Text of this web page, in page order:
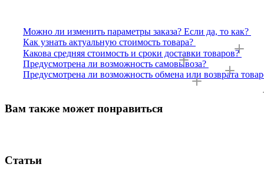
Можно ли изменить параметры заказа? Если да, то как?
Как узнать актуальную стоимость товара?
Какова средняя стоимость и сроки доставки товаров?
Предусмотрена ли возможность самовывоза?
Предусмотрена ли возможность обмена или возврата
Вам также может понравиться
Статьи